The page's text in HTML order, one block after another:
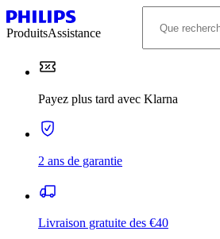
ProduitsAssistance
Payez plus tard avec Klarna
2 ans de garantie
Livraison gratuite des €40